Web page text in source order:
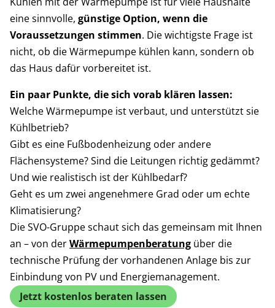
eine sinnvolle,günstige Option, wenn die
Voraussetzungen stimmen. Die wichtigste Frage ist
nicht, ob die Wärmepumpe kühlen kann, sondern ob
das Haus dafür vorbereitet ist.
Ein paar Punkte, die sich vorab klären lassen:
Welche Wärmepumpe ist verbaut, und unterstützt sie
Kühlbetrieb?
Gibt es eine Fußbodenheizung oder andere
Flächensysteme? Sind die Leitungen richtig gedämmt?
Und wie realistisch ist der Kühlbedarf?
Geht es um zwei angenehmere Grad oder um echte
Klimatisierung?
Die SVO-Gruppe schaut sich das gemeinsam mit Ihnen
an – von derWärmepumpenberatung über die
technische Prüfung der vorhandenen Anlage bis zur
Einbindung von PV und Energiemanagement.
Jetzt kostenlos beraten lassen